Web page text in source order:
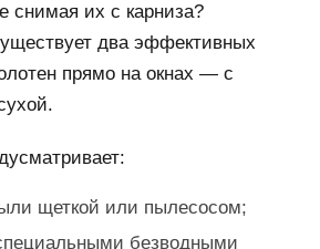
снимая их с карниза?
два эффективных
прямо на окнах — с
щеткой или пылесосом;
безводными